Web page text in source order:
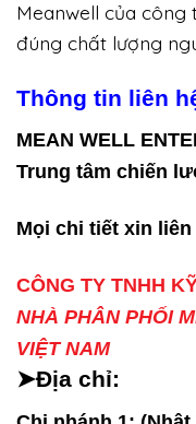
Meanwell của
đúng chất lượng
Thông tin liên
MEAN WELL
Trung tâm chiến
Mọi chi tiết xin liên
CÔNG TY TNHH
NHÀ PHÂN PHỐI
VIỆT NAM
➤Địa chỉ: